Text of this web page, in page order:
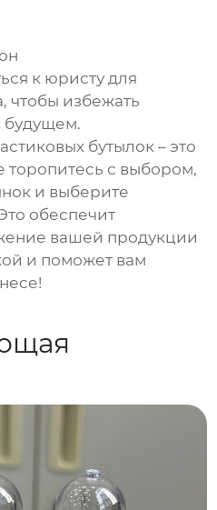
к юристу для
чтобы избежать
будущем.
бутылок – это
торопитесь с выбором,
и выберите
обеспечит
вашей продукции
и поможет вам